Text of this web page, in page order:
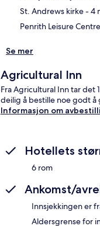
St. Andrews kirke- 4
Penrith Leisure Centre
Se mer
Agricultural Inn
Fra Agricultural Inn tar det
deilig å bestille noe godt å
Informasjon om
Hotellets
6 rom
Ankomst/
Innsjekkingen er
Aldersgrense for